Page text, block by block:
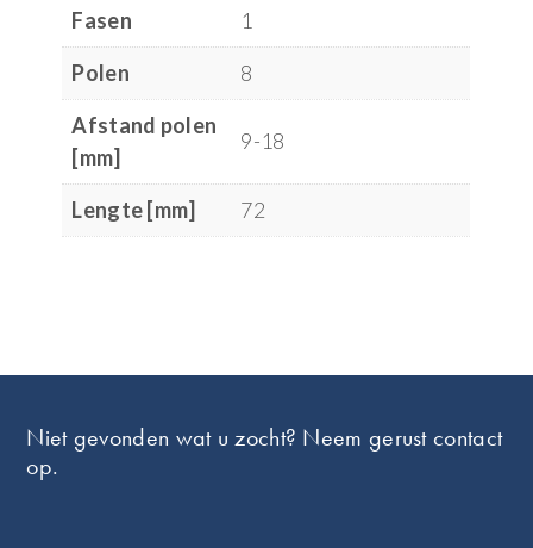
Fasen
1
Polen
8
Afstand polen
[mm]
9-18
Lengte [mm] 72
Niet gevonden wat u zocht? Neem gerust contact
op.